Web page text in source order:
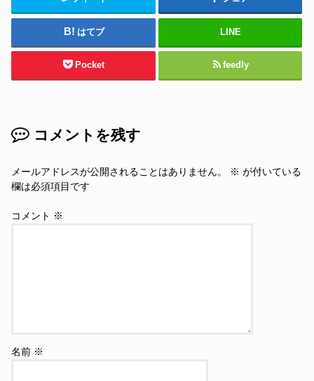
はてブ LINE
Pocket feedly
コメントを残す
メールアドレスが公開されることはありません。 ※ が付いている
欄は必須項目です
コメント ※
名前 ※